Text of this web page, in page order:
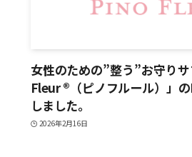
女性のための”整う”お守り
Fleur ®（ピノフルール）」
しました。
2026年2月16日